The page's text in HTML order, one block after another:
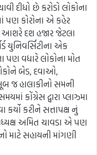
દીધો છે કરોડો લોકોના
પણ કોરોના એ કહેર
આશરે દશ હજાર જેટલા
યુનિવર્સિટીના એક
વધારે લોકોના મોત
બેડ, દવાઓ,
જ હાલાકીનો સમની
કોંગ્રેસ દ્વારા પ્લાઝ્મા
કરીને સત્તાપક્ષ નું
અમિત ચાવડા એ પણ
માટે સહાયની માંગણી